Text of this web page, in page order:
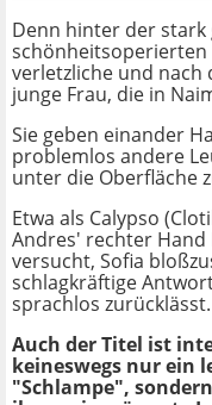
Denn hinter der
schönheitsoperierten
verletzliche und
junge Frau, die in
Sie geben einander
problemlos andere
unter die Oberfläche
Etwa als Calypso
Andres' rechter Hand
versucht, Sofia
schlagkräftige
sprachlos zurücklässt.
Auch der Titel ist
keineswegs nur ein
"Schlampe",